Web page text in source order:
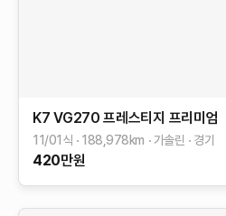
K7 VG270 프레스티지 프리미엄
11/01식 188,978km 가솔린 경기
420만원